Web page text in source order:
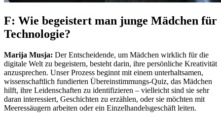
F: Wie begeistert man junge Mädchen für
Technologie?
Marija Musja: Der Entscheidende, um Mädchen wirklich für die
digitale Welt zu begeistern, besteht darin, ihre persönliche Kreativität
anzusprechen. Unser Prozess beginnt mit einem unterhaltsamen,
wissenschaftlich fundierten Übereinstimmungs-Quiz, das Mädchen
hilft, ihre Leidenschaften zu identifizieren – vielleicht sind sie sehr
daran interessiert, Geschichten zu erzählen, oder sie möchten mit
Meeressäugern arbeiten oder ein Einzelhandelsgeschäft leiten.